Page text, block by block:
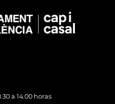
a 14:00 horas